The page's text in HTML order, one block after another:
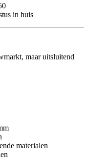
in huis
maar uitsluitend
materialen